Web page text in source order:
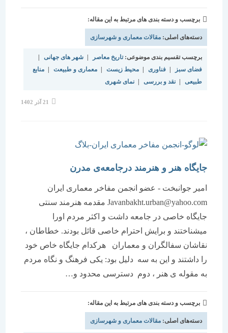
برچسب و دسته بندی های مرتبط به این مقاله:
دسته‌های اصلی:مقالات معماری و شهرسازی
برچسب تقسیم بندی موضوعی:تاریخ معاصر | شهر های جهانی
|
فضای سبز | فناوری | محیط زیست | معماری و طبیعت | منابع
| نقد و بررسی | نمای شهری
جایگاه هنر و هنرمند درجامعه‌ی مدرن
امیر جوانبخت - عضو انجمن مفاخر معماری ایران
Javanbakht.urban@yahoo.com مقدمه هنرمند سنتی
جایگاه خاصی در جامعه داشت و اکثر مردم اورا
میشناختند و برایش احترام خاصی قائل بودند. خطاطان ،
نقاشان سفالگران و معماران هرکدام جایگاه خاص خود
را داشتند و این به سه دلیل بود: یکی فرهنگ و نگاه مردم
به مقوله ی هنر ، دوم دسترسی محدود و…
برچسب و دسته بندی های مرتبط به این مقاله:
دسته‌های اصلی:مقالات معماری و شهرسازی